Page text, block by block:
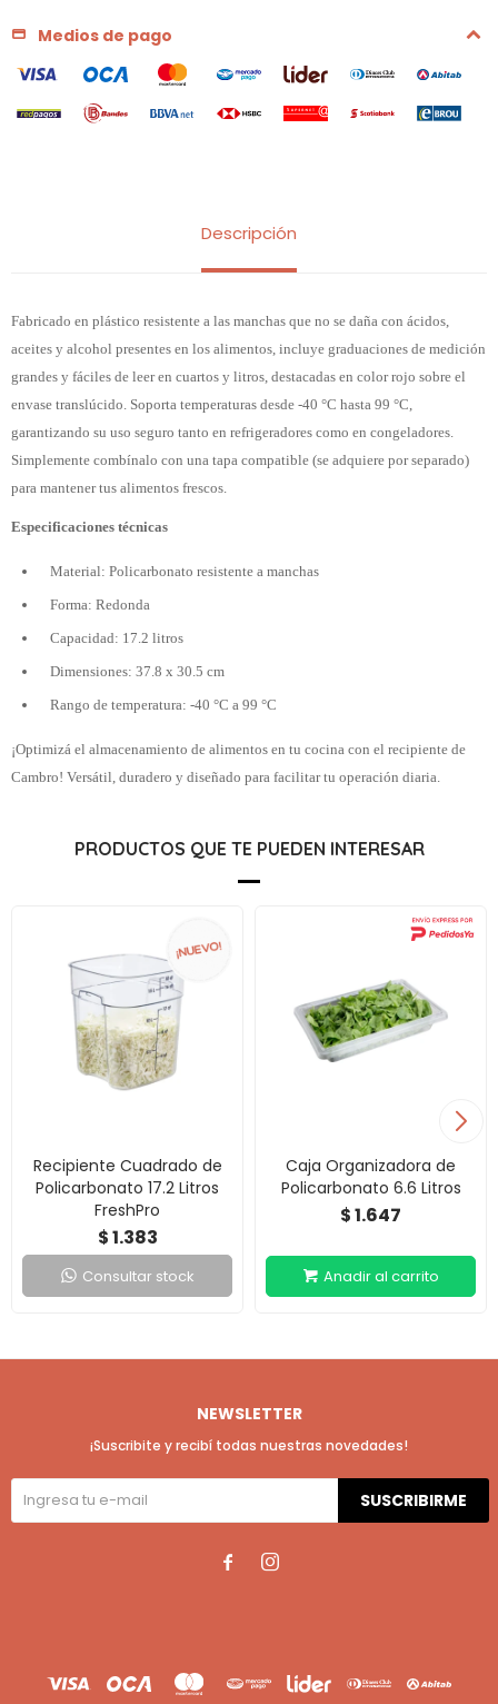
Medios de pago
Descripción
Fabricado en plástico resistente a las manchas que no se daña con ácidos,
aceites y alcohol presentes en los alimentos, incluye graduaciones de medición
grandes y fáciles de leer en cuartos y litros, destacadas en color rojo sobre el
envase translúcido. Soporta temperaturas desde -40 °C hasta 99 °C,
garantizando su uso seguro tanto en refrigeradores como en congeladores.
Simplemente combínalo con una tapa compatible (se adquiere por separado)
para mantener tus alimentos frescos.
Especificaciones técnicas
Material: Policarbonato resistente a manchas
Forma: Redonda
Capacidad: 17.2 litros
Dimensiones: 37.8 x 30.5 cm
Rango de temperatura: -40 °C a 99 °C
¡Optimizá el almacenamiento de alimentos en tu cocina con el recipiente de
Cambro! Versátil, duradero y diseñado para facilitar tu operación diaria.
PRODUCTOS QUE TE PUEDEN INTERESAR
Recipiente Cuadrado de
Policarbonato 17.2 Litros
FreshPro
$1.383
Consultar stock
Caja Organizadora de
Policarbonato 6.6 Litros
$1.647
NEWSLETTER
¡Suscribite y recibí todas nuestras novedades!
SUSCRIBIRME
 